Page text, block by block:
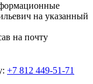
на указанный
на почту
+7 812 449-51-71